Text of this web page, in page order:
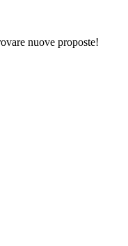
nuove proposte!